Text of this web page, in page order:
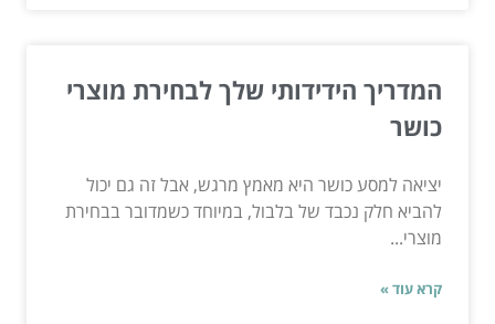
המדריך הידידותי שלך לבחירת מוצרי
כושר
יציאה למסע כושר היא מאמץ מרגש, אבל זה גם יכול
להביא חלק נכבד של בלבול, במיוחד כשמדובר בבחירת
מוצרי...
קרא עוד »